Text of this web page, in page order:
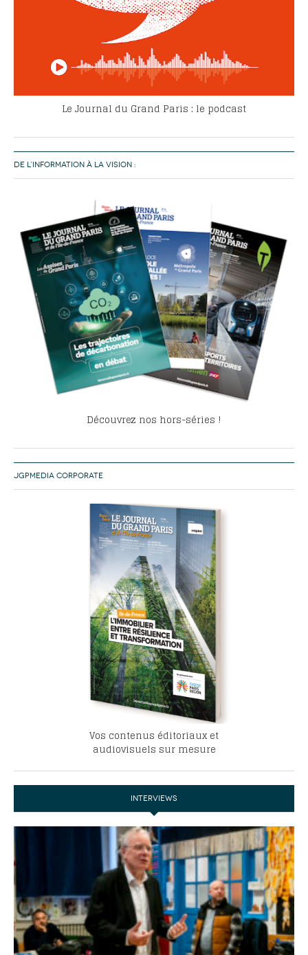
Le Journal du Grand Paris : le podcast
DE L’INFORMATION À LA VISION :
Découvrez nos hors-séries !
JGPMEDIA CORPORATE
Vos contenus éditoriaux et
audiovisuels sur mesure
INTERVIEWS